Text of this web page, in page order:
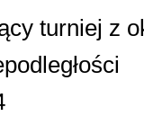
turniej z